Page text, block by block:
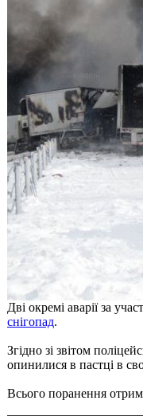
Дві окремі аварії за
снігопад.
Згідно зі звітом
опинилися в пастці в
Всього поранення